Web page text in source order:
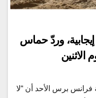
وردّ حماس
الاثنين
برس الأحد أن “لا